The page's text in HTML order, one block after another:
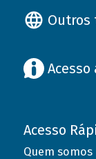
Outros
Acesso
Quem somos